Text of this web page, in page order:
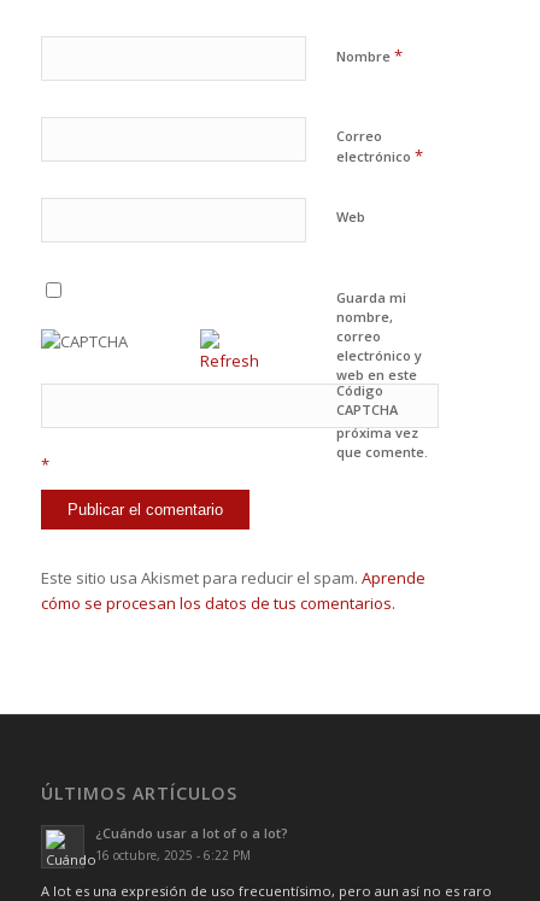
Nombre *
Correo
electrónico *
Web
Guarda mi
nombre,
correo
electrónico y
web en este
navegador
para la
próxima vez
que comente.
Código
CAPTCHA
*
Este sitio usa Akismet para reducir el spam. Aprende
cómo se procesan los datos de tus comentarios.
ÚLTIMOS ARTÍCULOS
¿Cuándo usar a lot of o a lot?
16 octubre, 2025 - 6:22 PM
A lot es una expresión de uso frecuentísimo, pero aun así no es raro